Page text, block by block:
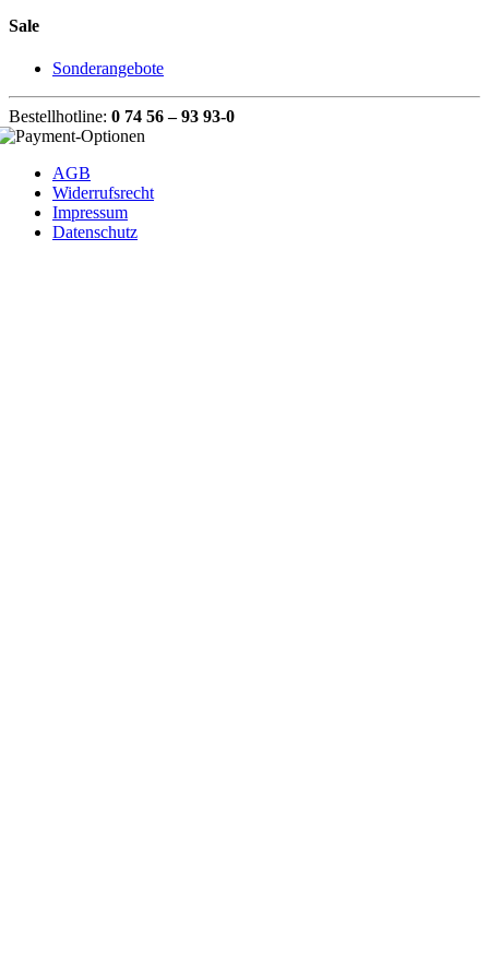
Sale
Sonderangebote
Bestellhotline: 0 74 56 – 93 93-0
AGB
Widerrufsrecht
Impressum
Datenschutz